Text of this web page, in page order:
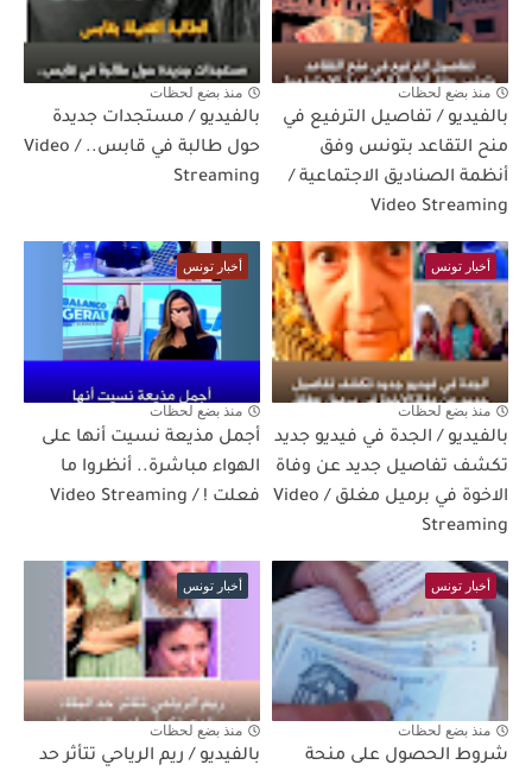
منذ بضع لحظات
بالفيديو / تفاصيل الترفيع في
منح التقاعد بتونس وفق
أنظمة الصناديق الاجتماعية /
Video Streaming
منذ بضع لحظات
بالفيديو / مستجدات جديدة
حول طالبة في قابس.. / Video
Streaming
أخبار تونس
منذ بضع لحظات
بالفيديو / الجدة في فيديو جديد
تكشف تفاصيل جديد عن وفاة
الاخوة في برميل مغلق / Video
Streaming
أخبار تونس
منذ بضع لحظات
أجمل مذيعة نسيت أنها على
الهواء مباشرة.. أنظروا ما
فعلت ! / Video Streaming
أخبار تونس
منذ بضع لحظات
شروط الحصول على منحة
أخبار تونس
منذ بضع لحظات
بالفيديو / ريم الرياحي تتأثر حد